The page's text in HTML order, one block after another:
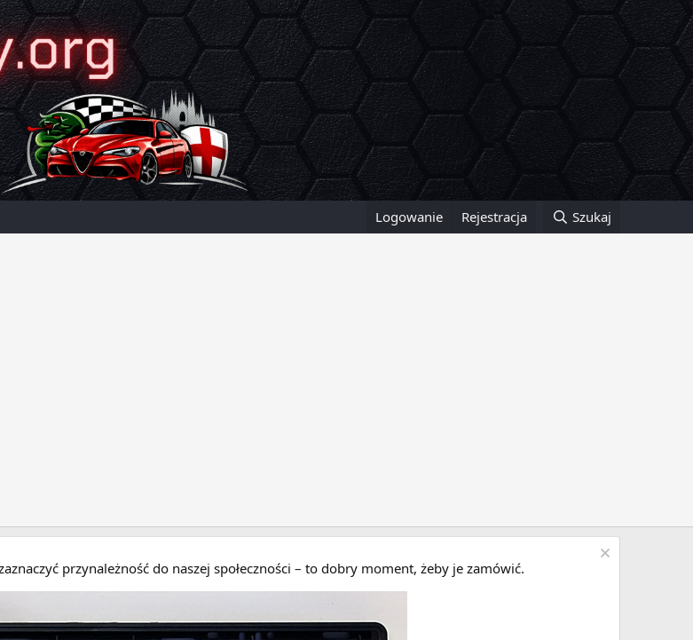
Logowanie Rejestracja Szukaj
przynależność do naszej społeczności – to dobry moment, żeby je zamówić.